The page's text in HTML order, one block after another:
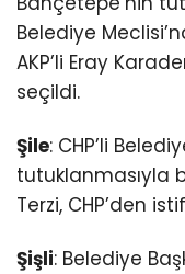
Belediye
AKP’li Eray
seçildi.
Şile: CHP’li
tutuklanmasıyla
Terzi, CHP’den
Şişli: Belediye